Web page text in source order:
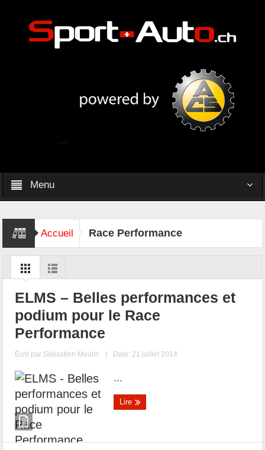
Menu
Accueil Race Performance
ELMS – Belles performances et
podium pour le Race
Performance
Écrit par Sébastien Moulin | Date: 21 juillet 2014
...
Lire